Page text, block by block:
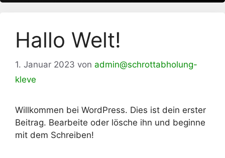
Hallo Welt!
1. Januar 2023 von admin@schrottabholung-
kleve
Willkommen bei WordPress. Dies ist dein erster
Beitrag. Bearbeite oder lösche ihn und beginne
mit dem Schreiben!